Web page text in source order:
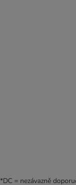
*DC = nezávazně